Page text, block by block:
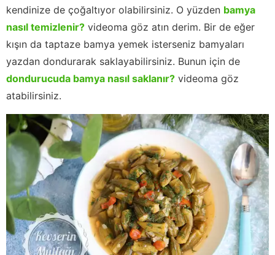
kendinize de çoğaltıyor olabilirsiniz. O yüzden bamya
nasıl temizlenir? videoma göz atın derim. Bir de eğer
kışın da taptaze bamya yemek isterseniz bamyaları
yazdan dondurarak saklayabilirsiniz. Bunun için de
dondurucuda bamya nasıl saklanır? videoma göz
atabilirsiniz.